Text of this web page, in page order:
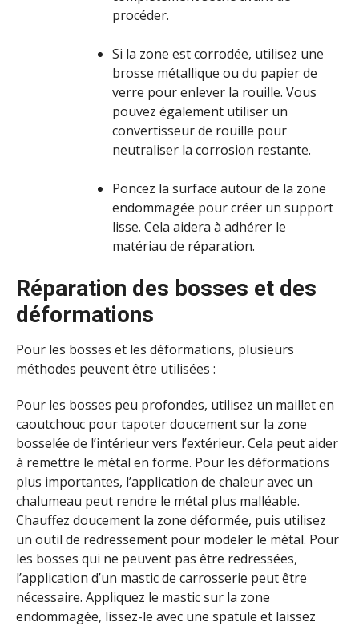
procéder.
Si la zone est corrodée, utilisez une
brosse métallique ou du papier de
verre pour enlever la rouille. Vous
pouvez également utiliser un
convertisseur de rouille pour
neutraliser la corrosion restante.
Poncez la surface autour de la zone
endommagée pour créer un support
lisse. Cela aidera à adhérer le
matériau de réparation.
Réparation des bosses et des
déformations
Pour les bosses et les déformations, plusieurs
méthodes peuvent être utilisées :
Pour les bosses peu profondes, utilisez un maillet en
caoutchouc pour tapoter doucement sur la zone
bosselée de l’intérieur vers l’extérieur. Cela peut aider
à remettre le métal en forme. Pour les déformations
plus importantes, l’application de chaleur avec un
chalumeau peut rendre le métal plus malléable.
Chauffez doucement la zone déformée, puis utilisez
un outil de redressement pour modeler le métal. Pour
les bosses qui ne peuvent pas être redressées,
l’application d’un mastic de carrosserie peut être
nécessaire. Appliquez le mastic sur la zone
endommagée, lissez-le avec une spatule et laissez